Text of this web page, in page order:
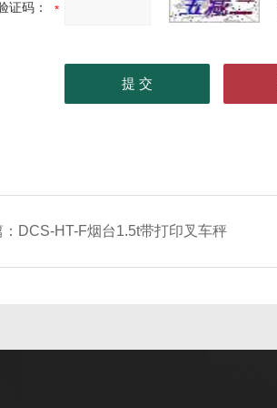
证码：
DCS-HT-F烟台1.5t带打印叉车秤